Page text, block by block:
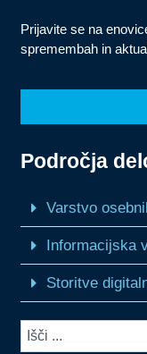
Področja
Varstvo
Informacijska
Storitve
Prijavite se na
spremembah in